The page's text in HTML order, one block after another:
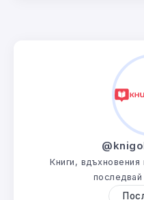
Книги, вдъхновения